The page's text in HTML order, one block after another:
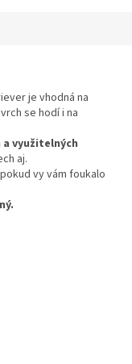
je vhodná na
se hodí i na
využitelných
aj.
vy vám foukalo